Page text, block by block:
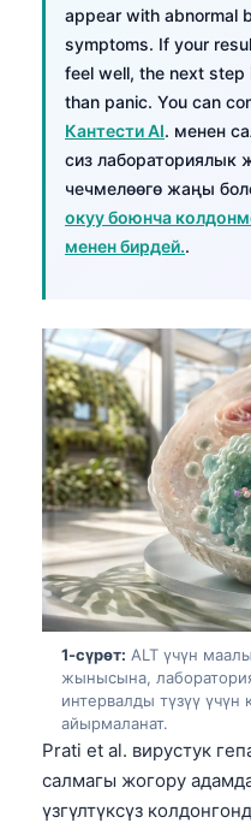
appear with abnormal
symptoms. If your
feel well, the next
than panic. You can
Кантести AI. менен
сиз
чечмелөөгө жаңы
окуу боюнча
менен бирдей..
1-сүрөт: ALT үчүн
жынысына,
интервалды түзүү үчүн
айырмаланат.
Prati et al. вирустук
салмагы жогору
үзгүлтүксүз